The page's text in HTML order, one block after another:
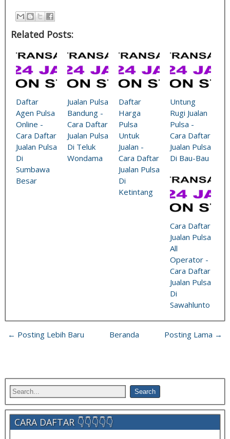
Related Posts:
Daftar
Agen Pulsa
Online -
Cara Daftar
Jualan Pulsa
Di
Sumbawa
Besar
Jualan Pulsa
Bandung -
Cara Daftar
Jualan Pulsa
Di Teluk
Wondama
Daftar
Harga
Pulsa
Untuk
Jualan -
Cara Daftar
Jualan Pulsa
Di
Ketintang
Untung
Rugi Jualan
Pulsa -
Cara Daftar
Jualan Pulsa
Di Bau-Bau
Cara Daftar
Jualan Pulsa
All
Operator -
Cara Daftar
Jualan Pulsa
Di
Sawahlunto
← Posting Lebih Baru Posting Lama →
Beranda
CARA DAFTAR 👇👇👇👇👇